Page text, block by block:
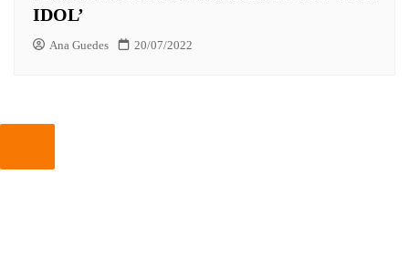
IDOL’
Ana Guedes 20/07/2022